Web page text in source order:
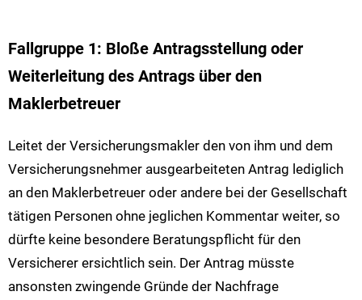
Fallgruppe 1: Bloße Antragsstellung oder
Weiterleitung des Antrags über den
Maklerbetreuer
Leitet der Versicherungsmakler den von ihm und dem
Versicherungsnehmer ausgearbeiteten Antrag lediglich
an den Maklerbetreuer oder andere bei der Gesellschaft
tätigen Personen ohne jeglichen Kommentar weiter, so
dürfte keine besondere Beratungspflicht für den
Versicherer ersichtlich sein. Der Antrag müsste
ansonsten zwingende Gründe der Nachfrage